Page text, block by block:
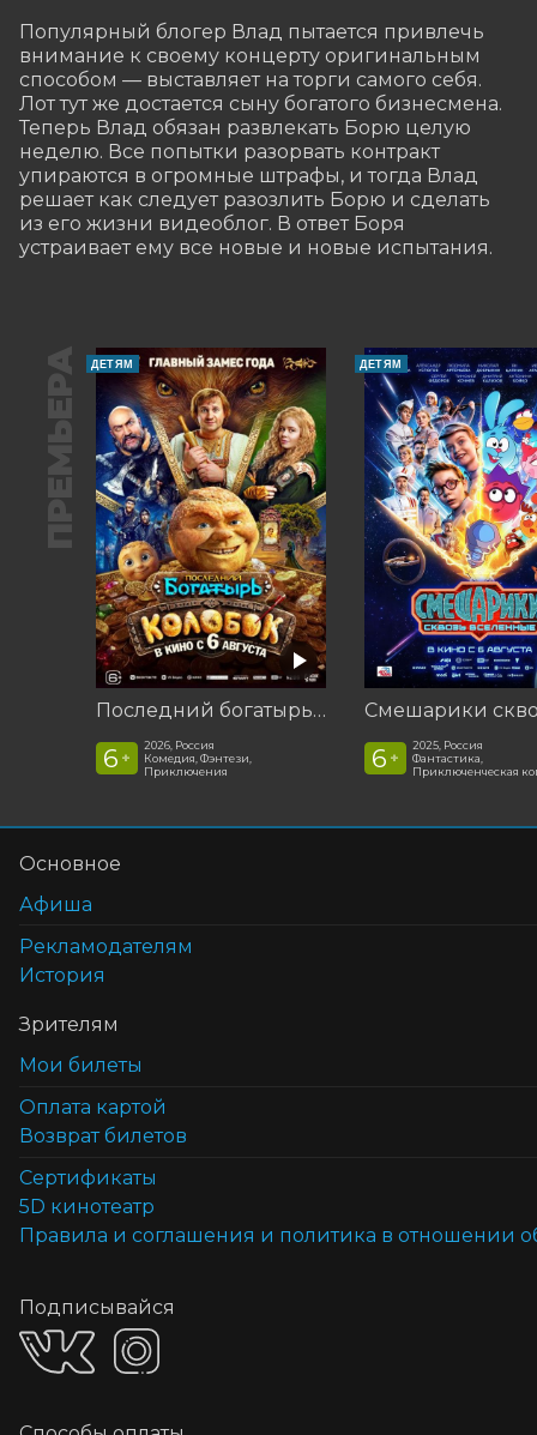
Популярный блогер Влад пытается привлечь
внимание к своему концерту оригинальным
способом — выставляет на торги самого себя.
Лот тут же достается сыну богатого бизнесмена.
Теперь Влад обязан развлекать Борю целую
неделю. Все попытки разорвать контракт
упираются в огромные штрафы, и тогда Влад
решает как следует разозлить Борю и сделать
из его жизни видеоблог. В ответ Боря
устраивает ему все новые и новые испытания.
ПРЕМЬЕРА ДЕТЯМ
Последний богатырь. Колобок
6 +
2026, Россия
Комедия, Фэнтези,
Приключения
ДЕТЯМ
6 +
2025, Россия
Фантастика,
Приключенческая
Основное
Афиша
Рекламодателям
История
Зрителям
Мои билеты
Оплата картой
Возврат билетов
Cертификаты
5D кинотеатр
Правила и соглашения и политика в отношении
Подписывайся